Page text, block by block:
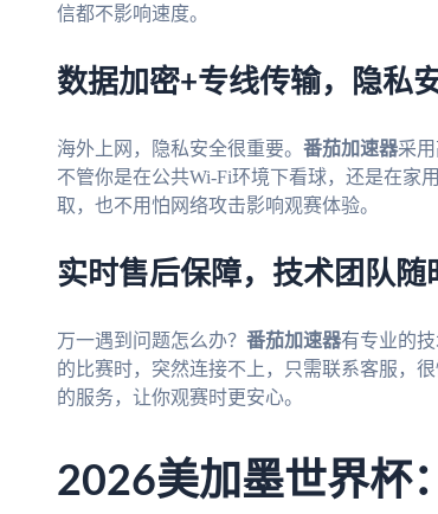
信都不影响速度。
数据加密+专线传输，隐私
海外上网，隐私安全很重要。 番茄加速器采
不管你是在公共Wi-Fi环境下看球，还是在
取，也不用怕网络攻击影响观赛体验。
实时售后保障，技术团队随
万一遇到问题怎么办？ 番茄加速器有专业的
的比赛时，突然连接不上，只需联系客服，
的服务，让你观赛时更安心。
2026美加墨世界杯